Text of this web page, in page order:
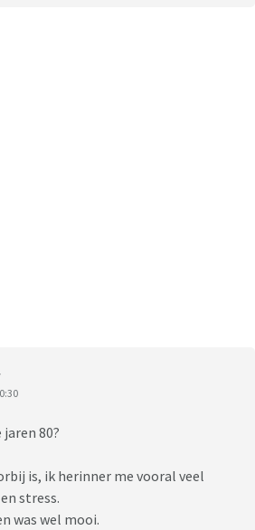
80?
is, ik herinner me vooral veel
stress.
was wel mooi.